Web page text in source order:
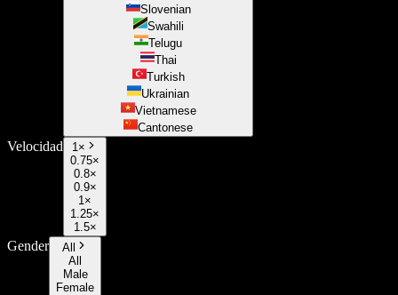
Slovenian
Swahili
Telugu
Thai
Turkish
Ukrainian
Vietnamese
Cantonese
Velocidad 1×
0.75×
0.8×
0.9×
1×
1.25×
1.5×
Gender
All
All
Male
Female